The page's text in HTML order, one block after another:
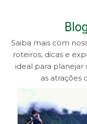
Saiba mais com
roteiros, dicas e
ideal para planejar
as atrações